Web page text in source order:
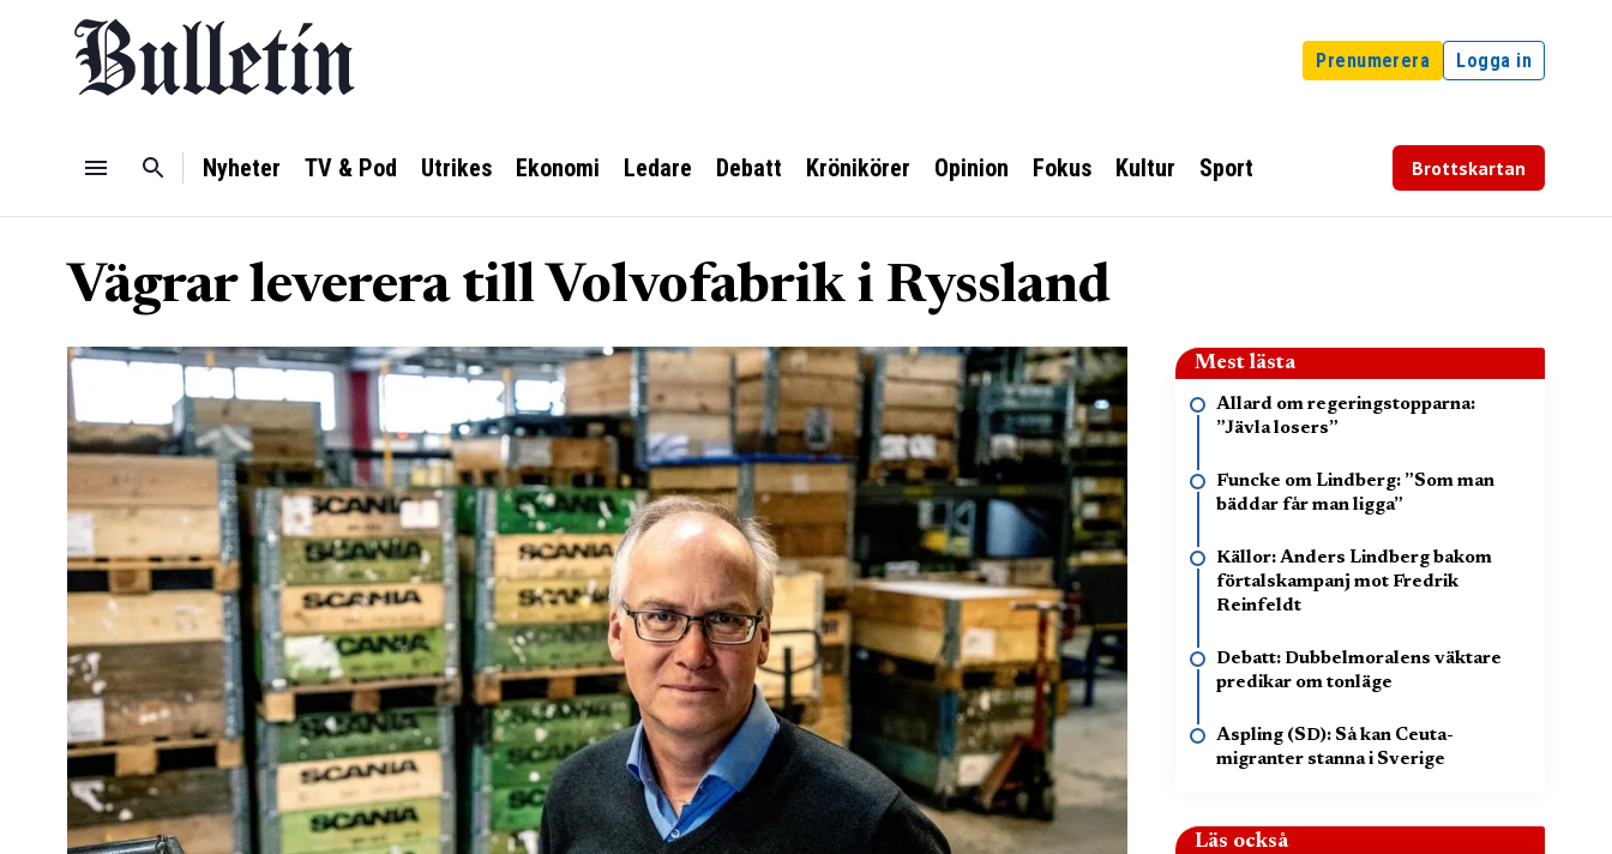
Prenumerera Logga in
Nyheter TV & Pod Utrikes Ekonomi Ledare Debatt Krönikörer Opinion Fokus Kultur Sport Brottskartan
Vägrar leverera till Volvofabrik i Ryssland
Mest lästa
Allard om regeringstopparna:
”Jävla losers”
Funcke om Lindberg: ”Som man
bäddar får man ligga”
Källor: Anders Lindberg bakom
förtalskampanj mot Fredrik
Reinfeldt
Debatt: Dubbelmoralens väktare
predikar om tonläge
Aspling (SD): Så kan Ceuta-
migranter stanna i Sverige
Läs också